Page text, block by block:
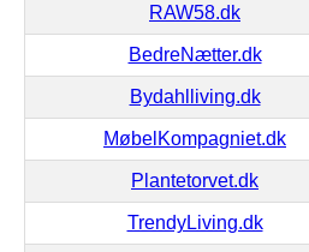
RAW58.dk
BedreNætter.dk
Bydahlliving.dk
MøbelKompagniet.dk
Plantetorvet.dk
TrendyLiving.dk